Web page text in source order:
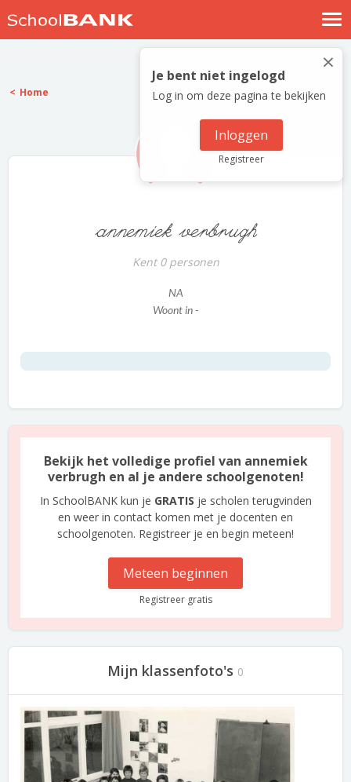
Nostalgische verhalen
Log in
Meld je gratis aan
×
Je bent niet ingelogd
Log in om deze pagina te bekijken
Inloggen
Registreer
Home
annemiek verbrugh
Kent 0 personen
NA
Woont in -
Bekijk het volledige profiel van annemiek
verbrugh en al je andere schoolgenoten!
In SchoolBANK kun je GRATIS je scholen terugvinden
en weer in contact komen met je docenten en
schoolgenoten. Registreer je en begin meteen!
Meteen beginnen
Registreer gratis
Mijn klassenfoto's 0